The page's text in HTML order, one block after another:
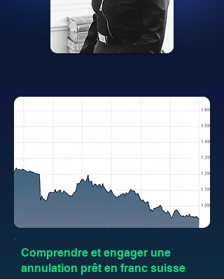
Comprendre et engager une
annulation prêt en franc suisse